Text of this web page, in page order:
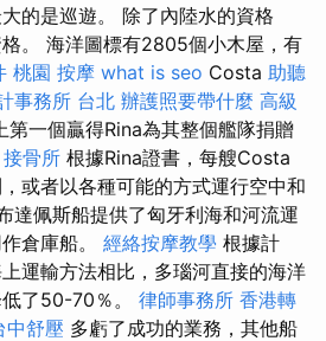
的是巡遊。 除了內陸水的資格
。 海洋圖標有2805個小木屋，有
桃園 按摩 what is seo Costa 助聽
事務所 台北 辦護照要帶什麼 高級
一個贏得Rina為其整個艦隊捐贈
接骨所 根據Rina證書，每艘Costa
或者以各種可能的方式運行空中和
達佩斯船提供了匈牙利海和河流運
倉庫船。 經絡按摩教學 根據計
運輸方法相比，多瑙河直接的海洋
了50-70％。 律師事務所 香港轉
中舒壓 多虧了成功的業務，其他船